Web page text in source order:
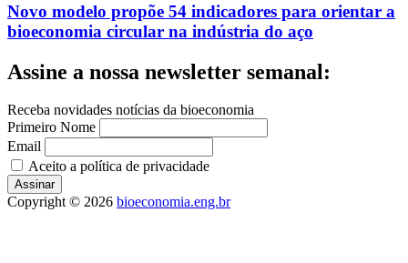
Novo modelo propõe 54 indicadores para orientar a
bioeconomia circular na indústria do aço
Assine a nossa newsletter semanal:
Receba novidades notícias da bioeconomia
Primeiro Nome
Email
Aceito a política de privacidade
Copyright © 2026 bioeconomia.eng.br